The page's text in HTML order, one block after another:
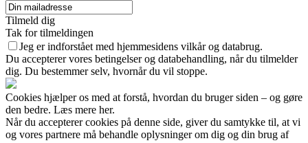
Tilmeld dig
Tak for tilmeldingen
Jeg er indforstået med hjemmesidens vilkår og databrug.
Du accepterer vores betingelser og databehandling, når du tilmelder
dig. Du bestemmer selv, hvornår du vil stoppe.
Cookies hjælper os med at forstå, hvordan du bruger siden – og gøre
den bedre. Læs mere her.
Når du accepterer cookies på denne side, giver du samtykke til, at vi
og vores partnere må behandle oplysninger om dig og din brug af